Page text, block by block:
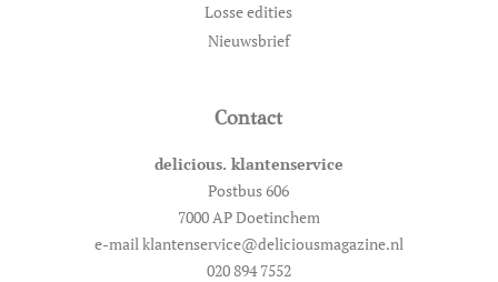
Losse edities
Nieuwsbrief
Contact
delicious. klantenservice
Postbus 606
7000 AP Doetinchem
e-mail klantenservice@deliciousmagazine.nl
020 894 7552